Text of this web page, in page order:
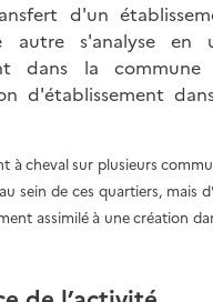
d'un
autre s'analyse en
dans la
d'établissement
à cheval sur plusieurs
sein de ces quartiers, mais
assimilé à une création